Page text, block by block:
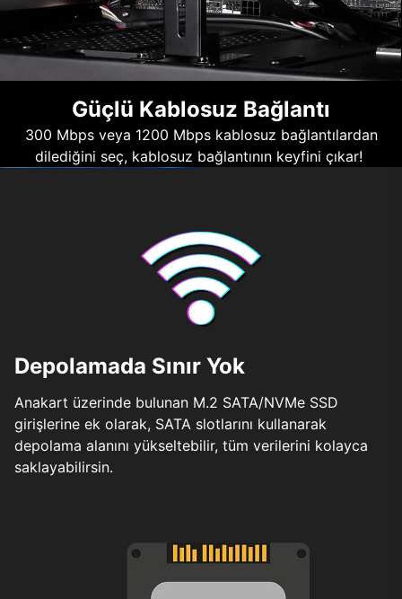
Güçlü Kablosuz Bağlantı
300 Mbps veya 1200 Mbps kablosuz bağlantılardan
dilediğini seç, kablosuz bağlantının keyfini çıkar!
Depolamada Sınır Yok
Anakart üzerinde bulunan M.2 SATA/NVMe SSD
girişlerine ek olarak, SATA slotlarını kullanarak
depolama alanını yükseltebilir, tüm verilerini kolayca
saklayabilirsin.